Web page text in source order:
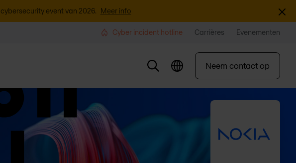
event van 2026. Meer info
Cyber incident hotline Carrières Evenementen
Neem contact op